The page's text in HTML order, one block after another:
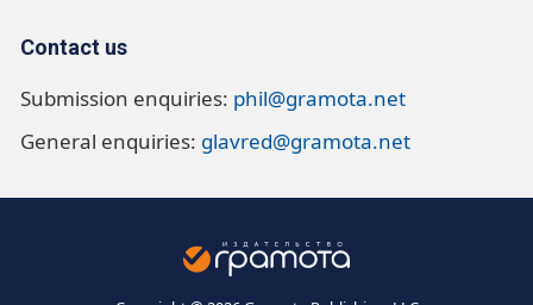
Contact us
Submission enquiries: phil@gramota.net
General enquiries: glavred@gramota.net